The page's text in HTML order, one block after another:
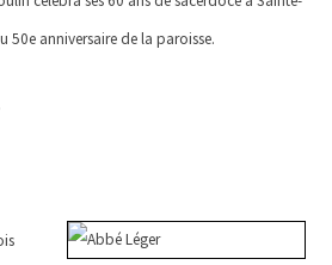
50e anniversaire de la paroisse.